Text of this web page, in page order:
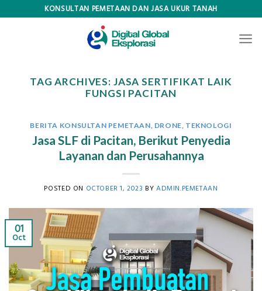
KONSULTAN PEMETAAN DAN JASA UKUR TANAH
TAG ARCHIVES: JASA SERTIFIKAT LAIK
FUNGSI PACITAN
BERITA KONSULTAN PEMETAAN DRONE TEKNOLOGI
Jasa SLF di Pacitan, Berikut Penyedia
Layanan dan Perusahannya
POSTED ON OCTOBER 1, 2023 BYADMIN.PEMETAAN
01
Oct